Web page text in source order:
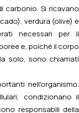
carbonio. Si ricavano
verdura (olive) e
necessari per il
e, poiché il corpo
solo, sono chiamati
nell'organismo.
condizionano il
responsabili della